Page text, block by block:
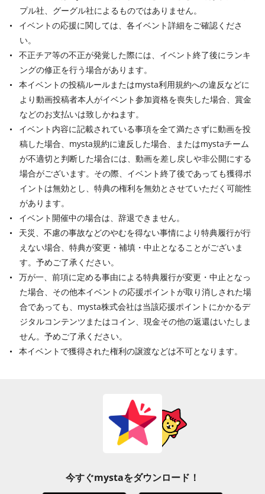
プル社、グーグル社によるものではありません。
イベントの応援に関しては、各イベント詳細をご確認くださ
い。
不正チア等の不正が発覚した際には、イベント終了後にランキ
ングの修正を行う場合があります。
本イベントの投稿ルールまたはmysta利用規約への違反などに
より動画投稿者本人がイベント参加資格を喪失した場合、賞金
などのお支払いは致しかねます。
イベント内容に記載されている事項を全て満たさずに動画を投
稿した場合、mysta規約に違反した場合、またはmystaチーム
が不適切と判断した場合には、動画を差し戻しや非公開にする
場合がございます。その際、イベント終了後であっても獲得ポ
イントは無効とし、特典の権利を無効とさせていただく可能性
があります。
イベント開催中の場合は、辞退できません。
天災、不慮の事故などのやむを得ない事情により特典履行が行
えない場合、特典が変更・補填・中止となることがございま
す。予めご了承ください。
万が一、前項に定める事由による特典履行が変更・中止となっ
た場合、その他本イベントの応援ポイントが取り消しされた場
合であっても、mysta株式会社は当該応援ポイントにかかるデ
ジタルコンテンツまたはコイン、現金その他の返還はいたしま
せん。予めご了承ください。
本イベントで獲得された権利の譲渡などは不可となります。
今すぐmystaをダウンロード！